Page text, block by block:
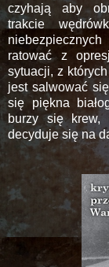
czyhają aby
trakcie
ratować z
sytuacji, z
jest salwować
się piękna
burzy się krew,
decyduje się na